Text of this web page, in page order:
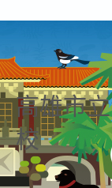
高雄市
校